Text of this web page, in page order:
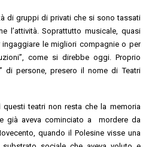
di gruppi di privati che si sono tassati
l’attività. Soprattutto musicale, quasi
ingaggiare le migliori compagnie o per
come si direbbe oggi. Proprio
di persone, presero il nome di Teatri
teatri non resta che la memoria
già aveva cominciato a mordere da
quando il Polesine visse una